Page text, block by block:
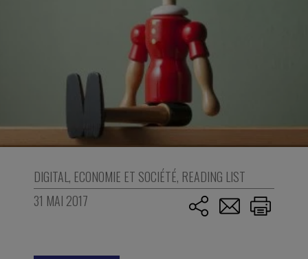
DIGITAL, ECONOMIE ET SOCIÉTÉ, READING LIST
31 MAI 2017